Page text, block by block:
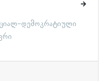
დემოკრატიული